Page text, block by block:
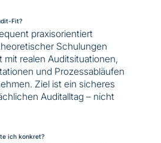
Fit?
praxisorientiert
Schulungen
mit realen Auditsituationen,
und Prozessabläufen
Ziel ist ein sicheres
Auditalltag – nicht
ich konkret?